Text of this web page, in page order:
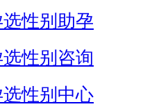
性别助孕
性别咨询
选性别中心